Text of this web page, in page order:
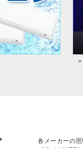
>
各メーカーの